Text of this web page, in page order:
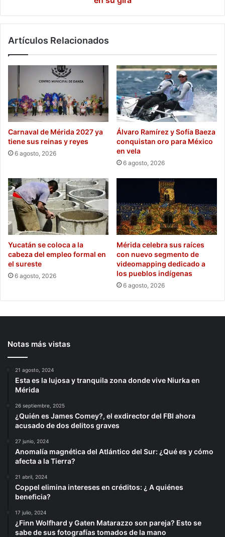
Artículos Relacionados
Carnaval de Mérida 2027 ya
tiene sus reinas y reyes
6 agosto, 2026
Álvaro Ramírez y Sofía Baeza
conquistan oro para México
en vela
6 agosto, 2026
Yucatán se coloca a la
cabeza del empleo formal en
el sureste
6 agosto, 2026
Mérida celebra sus raíces
con nuevo segmento de
videomapping dedicado a
los pueblos indígenas
6 agosto, 2026
Notas más vistas
21 agosto, 2024
Esta es la lujosa y tranquila zona donde vive Niurka en
Mérida
26 septiembre, 2025
¿Quién es James Comey?, el exdirector del FBI ahora
acusado de dos delitos graves
27 junio, 2024
Anomalía magnética del Atlántico del Sur: ¿Qué es y cómo
afecta a la Tierra?
21 abril, 2024
Coppel elimina intereses en créditos: ¿ A quiénes
beneficia?
17 julio, 2024
¿Finn Wolfhard y Gaten Matarazzo son pareja? Esto se
sabe de sus fotografías tomados de la mano